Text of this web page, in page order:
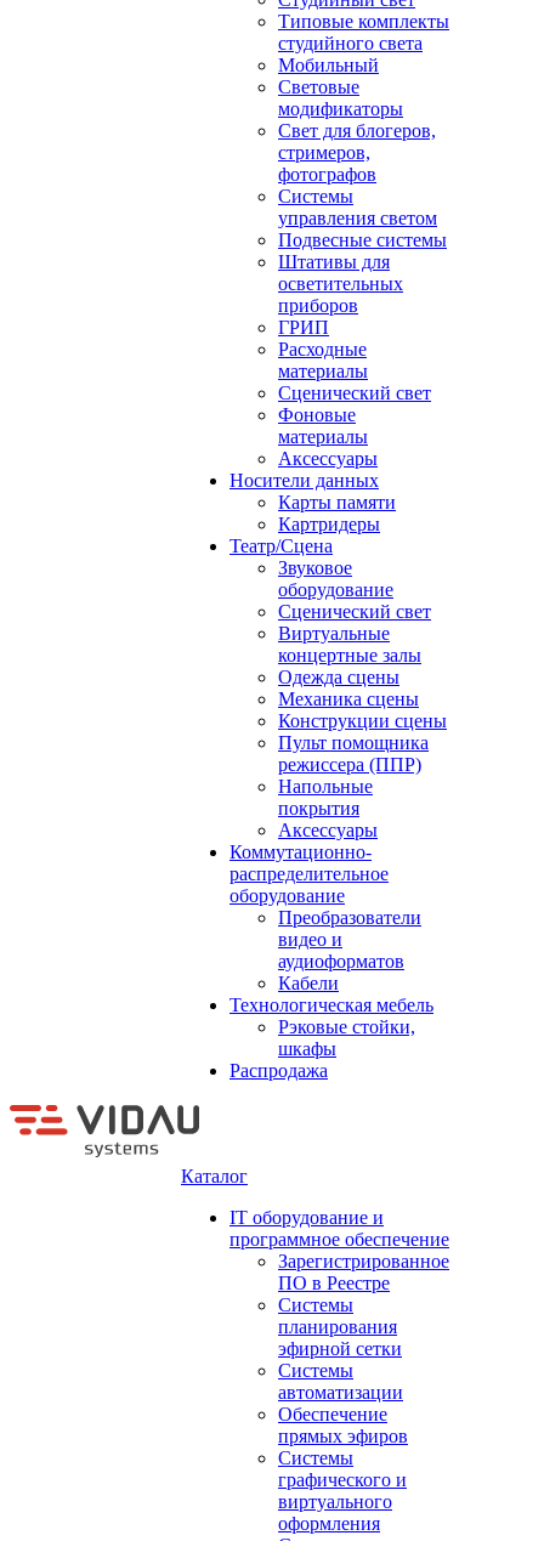
Типовые комплекты
студийного света
Мобильный
Световые
модификаторы
Свет для блогеров,
стримеров,
фотографов
Системы
управления светом
Подвесные системы
Штативы для
осветительных
приборов
ГРИП
Расходные
материалы
Сценический свет
Фоновые
материалы
Аксессуары
Носители данных
Карты памяти
Картридеры
Театр/Сцена
Звуковое
оборудование
Сценический свет
Виртуальные
концертные залы
Одежда сцены
Механика сцены
Конструкции сцены
Пульт помощника
режиссера (ППР)
Напольные
покрытия
Аксессуары
Коммутационно-
распределительное
оборудование
Преобразователи
видео и
аудиоформатов
Кабели
Технологическая мебель
Рэковые стойки,
шкафы
Распродажа
Каталог
IT оборудование и
программное обеспечение
Зарегистрированное
ПО в Реестре
Системы
планирования
эфирной сетки
Системы
автоматизации
Обеспечение
прямых эфиров
Системы
графического и
виртуального
оформления